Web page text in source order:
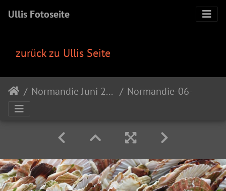
Ullis Fotoseite
zurück zu Ullis Seite
Normandie Juni 2018